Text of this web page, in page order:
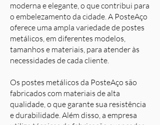
moderna e elegante, o que contribui para
o embelezamento da cidade. A PosteAço
oferece uma ampla variedade de postes
metálicos, em diferentes modelos,
tamanhos e materiais, para atender às
necessidades de cada cliente.
Os postes metálicos da PosteAço são
fabricados com materiais de alta
qualidade, o que garante sua resistência
e durabilidade. Além disso, a empresa